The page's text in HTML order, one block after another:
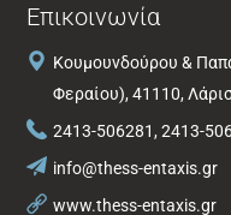
Επικοινωνία
Κουμουνδούρου &
Φεραίου), 41110,
2413-506281, 2413-
info@thess-entaxis.gr
www.thess-entaxis.gr